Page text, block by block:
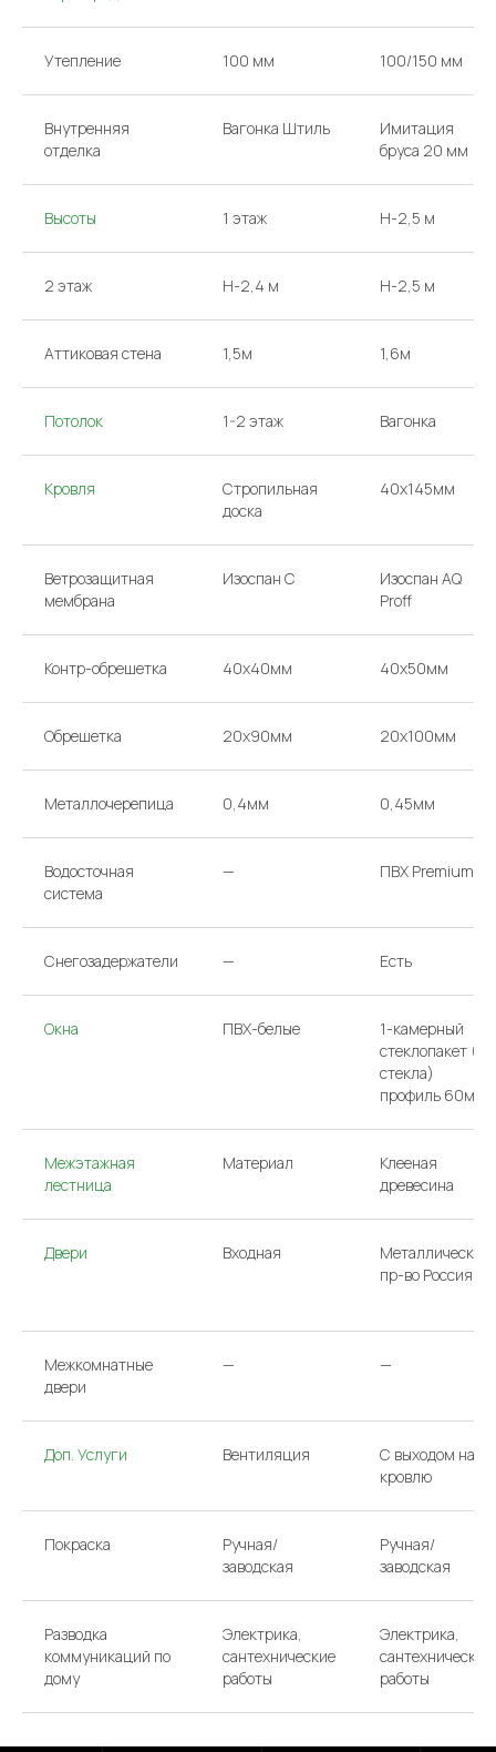
Утепление 100 мм 100/150 мм
Внутренняя
отделка
Вагонка Штиль
Имитация
бруса 20 мм
Высоты 1 этаж H-2,5 м
2 этаж H-2,4 м H-2,5 м
Аттиковая стена 1,5м 1,6м
Потолок 1-2 этаж Вагонка
Кровля
Стропильная
доска
40х145мм
Ветрозащитная
мембрана
Изоспан С
Изоспан AQ
Proff
Контр-обрешетка 40х40мм 40х50мм
Обрешетка 20х90мм 20х100мм
Металлочерепица 0,4мм 0,45мм
Водосточная
система
— ПВХ Premium
Снегозадержатели — Есть
Окна ПВХ-белые
1-камерный
стеклопакет (2
стекла)
профиль 60мм
Межэтажная
лестница
Материал
Клееная
древесина
Двери Входная
Металлическая
пр-во Россия
Межкомнатные
двери
— —
Доп. Услуги Вентиляция
С выходом на
кровлю
Покраска
Ручная/
заводская
Ручная/
заводская
Разводка
коммуникаций по
дому
Электрика,
сантехнические
работы
Электрика,
сантехнические
работы
Звоните или
+ 7 985 766-91-92
ТЕЛЕФОНЫ
КОНТАКТЫ
НАПИШИТЕ НАМ
+ 7 985 174-63-39
ВРЕМЯ РАБОТЫ